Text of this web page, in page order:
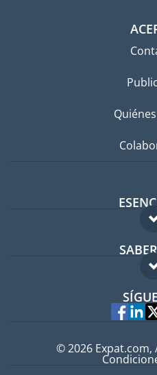
Foro para
Guía para
Trabajos en
FAQ
© 2026 Expat.com,